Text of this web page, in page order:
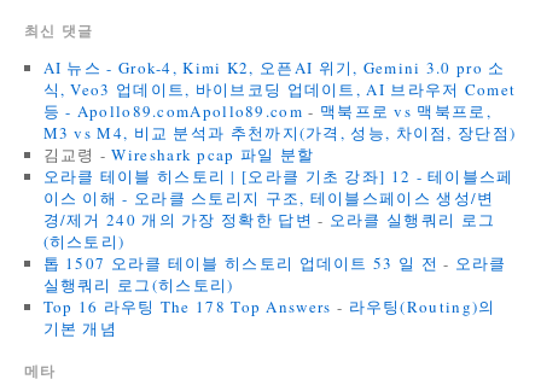
최신 댓글
AI 뉴스 - Grok-4, Kimi K2, 오픈AI 위기, Gemini 3.0 pro 소
식, Veo3 업데이트, 바이브코딩 업데이트, AI 브라우저 Comet
등 - Apollo89.comApollo89.com - 맥북프로 vs 맥북프로,
M3 vs M4, 비교 분석과 추천까지(가격, 성능, 차이점, 장단점)
김교령 -Wireshark pcap 파일 분할
오라클 테이블 히스토리 | [오라클 기초 강좌] 12 - 테이블스페
이스 이해 - 오라클 스토리지 구조, 테이블스페이스 생성/변
경/제거 240 개의 가장 정확한 답변 - 오라클 실행쿼리 로그
(히스토리)
톱 1507 오라클 테이블 히스토리 업데이트 53 일 전 - 오라클
실행쿼리 로그(히스토리)
Top 16 라우팅 The 178 Top Answers - 라우팅(Routing)의
기본 개념
메타